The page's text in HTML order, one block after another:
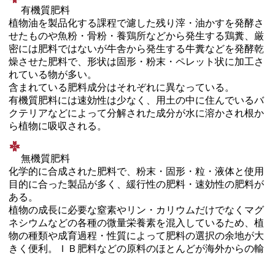
有機質肥料
植物油を製品化する課程で濾した残り滓・油かすを発酵さ
せたものや魚粉・骨粉・養鶏所などから発生する鶏糞、厳
密には肥料ではないが牛舎から発生する牛糞などを発酵乾
燥させた肥料で、形状は固形・粉末・ペレット状に加工さ
れている物が多い。
含まれている肥料成分はそれぞれに異なっている。
有機質肥料には速効性は少なく、用土の中に住んでいるバ
クテリアなどによって分解された成分が水に溶かされ根か
ら植物に吸収される。
無機質肥料
化学的に合成された肥料で、粉末・固形・粒・液体と使用
目的に合った製品が多く、緩行性の肥料・速効性の肥料が
ある。
植物の成長に必要な窒素やリン・カリウムだけでなくマグ
ネシウムなどの各種の微量栄養素を混入しているため、植
物の種類や成育過程・性質によって肥料の選択の余地が大
きく便利。ＩＢ肥料などの原料のほとんどが海外からの輸